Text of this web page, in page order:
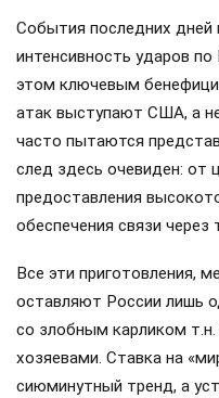
События последних дней
интенсивность ударов
этом ключевым
атак выступают США, а
часто пытаются
след здесь очевиден: от
предоставления
обеспечения связи через
Все эти приготовления,
оставляют России лишь
со злобным карликом
хозяевами. Ставка на
сиюминутный тренд, а